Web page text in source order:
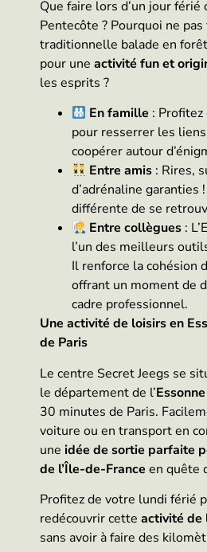
Que faire lors d’un jour
Pentecôte ? Pourquoi ne
traditionnelle balade en
pour une activité fun et
les esprits ?
En famille :
pour resserrer les
coopérer autour
Entre amis : Rires,
d’adrénaline garanties
différente de se
Entre collègues :
l’un des meilleurs
Il renforce la cohésion
offrant un moment de
cadre professionnel.
Une activité de loisirs en
de Paris
Le centre Secret Jeegs se
le département de l’
30 minutes de Paris.
voiture ou en transport en
une idée de sortie parfaite
de l’Île-de-France en quête
Profitez de votre lundi férié
redécouvrir cette activité de
sans avoir à faire des